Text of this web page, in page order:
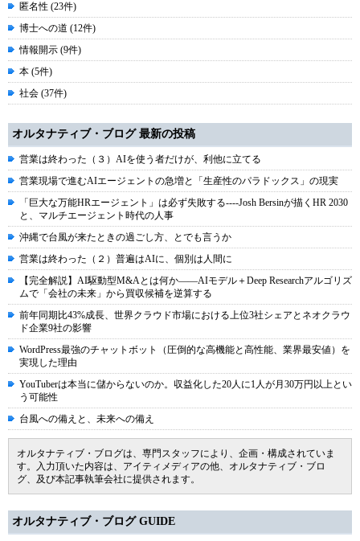
匿名性 (23件)
博士への道 (12件)
情報開示 (9件)
本 (5件)
社会 (37件)
オルタナティブ・ブログ 最新の投稿
営業は終わった（３）AIを使う者だけが、利他に立てる
営業現場で進むAIエージェントの急増と「生産性のパラドックス」の現実
「巨大な万能HRエージェント」は必ず失敗する----Josh Bersinが描くHR 2030
と、マルチエージェント時代の人事
沖縄で台風が来たときの過ごし方、とでも言うか
営業は終わった（２）普遍はAIに、個別は人間に
【完全解説】AI駆動型M&Aとは何か――AIモデル＋Deep Researchアルゴリズ
ムで「会社の未来」から買収候補を逆算する
前年同期比43%成長、世界クラウド市場における上位3社シェアとネオクラウ
ド企業9社の影響
WordPress最強のチャットボット（圧倒的な高機能と高性能、業界最安値）を
実現した理由
YouTuberは本当に儲からないのか。収益化した20人に1人が月30万円以上とい
う可能性
台風への備えと、未来への備え
オルタナティブ・ブログは、専門スタッフにより、企画・構成されていま
す。入力頂いた内容は、アイティメディアの他、オルタナティブ・ブロ
グ、及び本記事執筆会社に提供されます。
オルタナティブ・ブログ GUIDE